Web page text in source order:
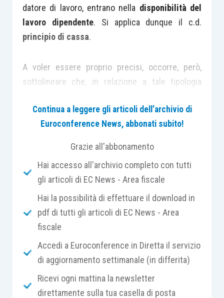
datore di lavoro, entrano nella disponibilità del
lavoro dipendente. Si applica dunque il c.d.
principio di cassa.
A voler essere proprio precisi, occorre, però,
sottolineare che, in relazione a tale tipologia
“puro”,ma il principio di cassa“allargato”, ai
sensi dell’articolo 51, comma 1, ultimo periodo,
assoggettati ad imposizione, dal lavoratore
dipendente, nelperiodo d’imposta precedente
Sul punto, l’Amministrazione finanziaria ha
chiarito che la data del 12 gennaio
rappresenta un termine prescrizionale , “ pertanto,
in relazione a tale data non può trovare applicazione
civile che proroga di diritto il termine scadente in
Continua a leggere gli articoli dell’archivio di
Euroconference News, abbonati subito!
Grazie all'abbonamento
Hai accesso all'archivio completo con tutti
gli articoli di EC News - Area fiscale
Hai la possibilità di effettuare il download in
pdf di tutti gli articoli di EC News - Area
fiscale
Accedi a Euroconference in Diretta il servizio
di aggiornamento settimanale (in differita)
Ricevi ogni mattina la newsletter
direttamente sulla tua casella di posta